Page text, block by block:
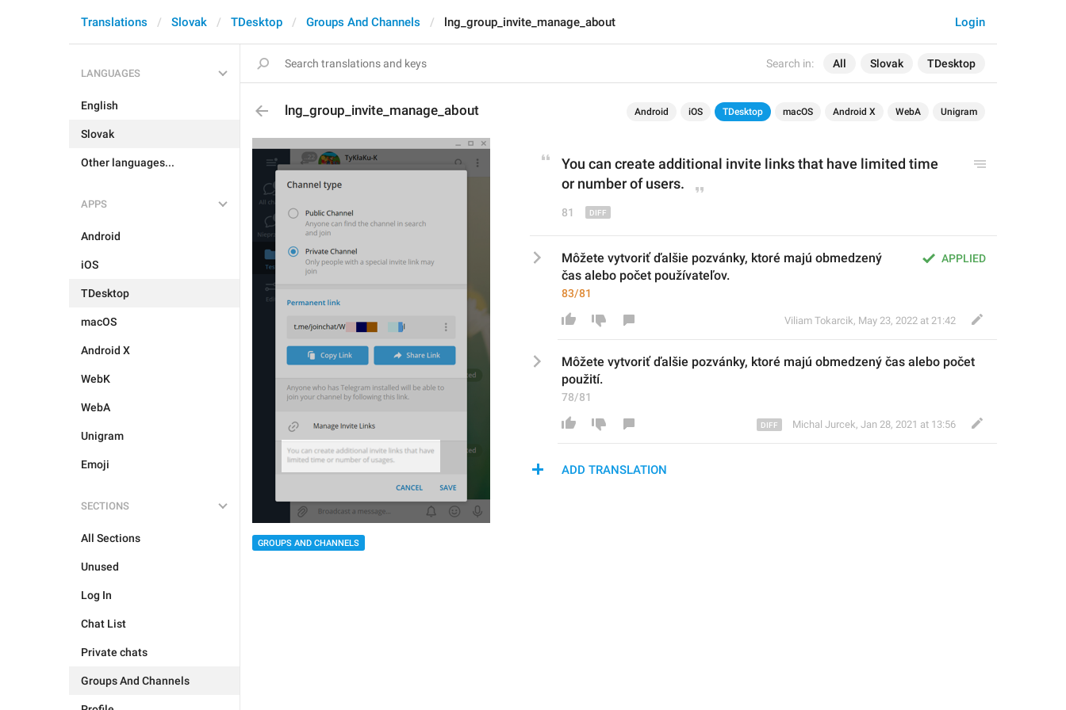
Search in: All Slovak TDesktop
Login
Translations Slovak TDesktop Groups And Channels lng_group_invite_manage_about
LANGUAGES
English
Slovak
Other languages...
APPS
Android
iOS
TDesktop
macOS
Android X
WebK
WebA
Unigram
Emoji
SECTIONS
All Sections
Unused
Log In
Chat List
Private chats
Groups And Channels
lng_group_invite_manage_about Android iOS TDesktop macOS Android X WebA Unigram
GROUPS AND CHANNELS
You can create additional invite links that have limited time
or number of users.
81
APPLIED
Môžete vytvoriť ďalšie pozvánky, ktoré majú obmedzený
čas alebo počet používateľov.
83/81
Viliam Tokarcik, May 23, 2022 at 21:42
Môžete vytvoriť ďalšie pozvánky, ktoré majú obmedzený čas alebo počet
použití.
78/81
Michal Jurcek, Jan 28, 2021 at 13:56
ADD TRANSLATION